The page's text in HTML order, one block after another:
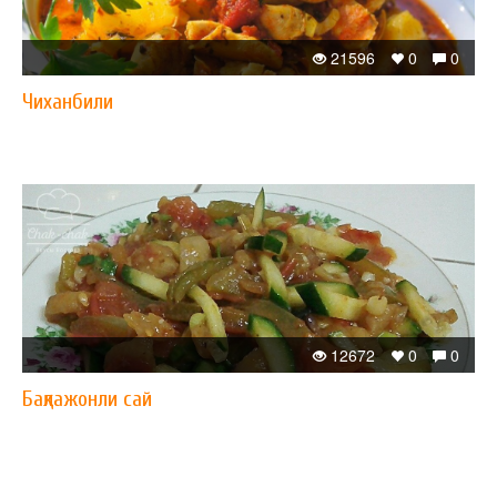
0
0
21596
Чиханбили
0
0
12672
Бақлажонли сай